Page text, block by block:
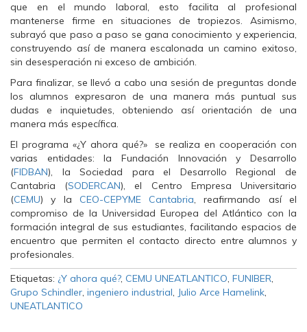
u
e
v
a
)
u
e
v
a
)
n
u
e
v
a
)
que en el mundo laboral, esto facilita al profesional
mantenerse firme en situaciones de tropiezos. Asimismo,
subrayó que paso a paso se gana conocimiento y experiencia,
construyendo así de manera escalonada un camino exitoso,
sin desesperación ni exceso de ambición.
Para finalizar, se llevó a cabo una sesión de preguntas donde
los alumnos expresaron de una manera más puntual sus
dudas e inquietudes, obteniendo así orientación de una
manera más específica.
El programa «¿Y ahora qué?» se realiza en cooperación con
varias entidades: la Fundación Innovación y Desarrollo
(FIDBAN), la Sociedad para el Desarrollo Regional de
Cantabria (SODERCAN), el Centro Empresa Universitario
(CEMU) y la CEO-CEPYME Cantabria, reafirmando así el
compromiso de la Universidad Europea del Atlántico con la
formación integral de sus estudiantes, facilitando espacios de
encuentro que permiten el contacto directo entre alumnos y
profesionales.
Etiquetas: ¿Y ahora qué?, CEMU UNEATLANTICO, FUNIBER,
Grupo Schindler, ingeniero industrial, Julio Arce Hamelink,
UNEATLANTICO